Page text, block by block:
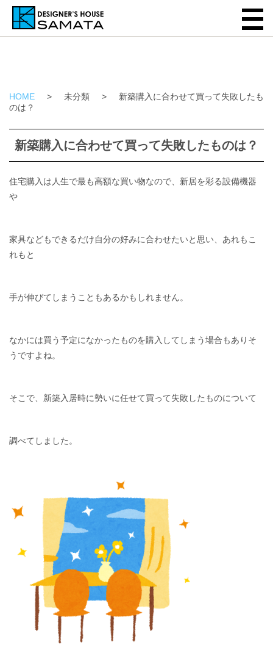
HOME > 未分類 >
新築購入に合わせて買って失敗したも
のは？
新築購入に合わせて買って失敗したものは？
住宅購入は人生で最も高額な買い物なので、新居を彩る設備機器
や
家具などもできるだけ自分の好みに合わせたいと思い、あれもこ
れもと
手が伸びてしまうこともあるかもしれません。
なかには買う予定になかったものを購入してしまう場合もありそ
うですよね。
そこで、新築入居時に勢いに任せて買って失敗したものについて
調べてしました。